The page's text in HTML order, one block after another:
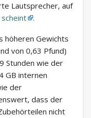
Lautsprecher, auf
.
höheren Gewichts
von 0,63 Pfund)
Stunden wie der
GB internen
der
dass der
nicht